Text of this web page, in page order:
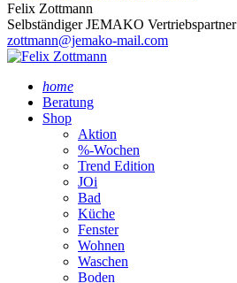
Felix Zottmann
Selbständiger JEMAKO Vertriebspartner
zottmann@jemako-mail.com
home
Beratung
Shop
Aktion
%-Wochen
Trend Edition
JOi
Bad
Küche
Fenster
Wohnen
Waschen
Boden